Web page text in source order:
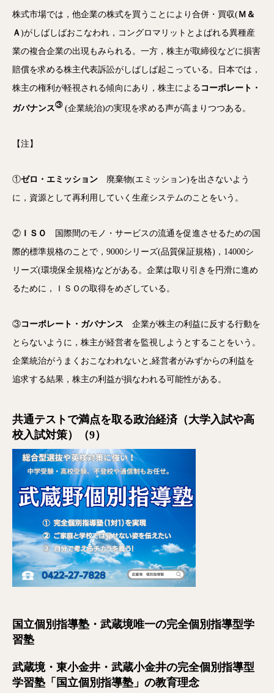
株式市場では，他企業の株式を買うことにより合併・買収( Ｍ＆
Ａ)がしばしばおこなわれ，コングロマリットとよばれる異種産
業の複合企業の出現もみられる。一方，株主が取締役などに損害
賠償を求める株主代表訴訟がしばしば起こっている。日本では，
株主の権利が軽視される傾向にあり，株主による コーポレート・
ガバナンス③ (企業統治)の実現を求める声が高まりつつある。
【注】
①ゼロ・エミッション 廃棄物(エミッション)を出さないよう
に，資源として再利用していく生産システムのことをいう。
② ＩＳＯ
国際間のモノ・サービスの流通を促進させるための国
際的標準規格のことで，9000シリーズ(品質保証規格)，14000シ
リーズ(環境保全規格)などがある。企業は取り引きを円滑に進め
るために，ＩＳＯの取得をめざしている。
③コーポレート・ガバナンス 企業が株主の利益に反する行動を
とらないように，株主が経営者を監視しようとすることをいう。
企業統治がうまくおこなわれないと,経営者がみずからの利益を
追求する結果，株主の利益が損なわれる可能性がある。
共通テストで満点を取る政治経済（大学入試や高
校入試対策）（9）
国立個別指導塾・武蔵境唯一の完全個別指導型学
習塾
武蔵境・東小金井・武蔵小金井の完全個別指導型
学習塾「国立個別指導塾」の教育理念